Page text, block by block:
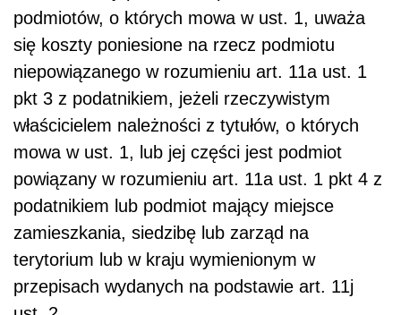
podmiotów, o których mowa w ust. 1, uważa
się koszty poniesione na rzecz podmiotu
niepowiązanego w rozumieniu art. 11a ust. 1
pkt 3 z podatnikiem, jeżeli rzeczywistym
właścicielem należności z tytułów, o których
mowa w ust. 1, lub jej części jest podmiot
powiązany w rozumieniu art. 11a ust. 1 pkt 4 z
podatnikiem lub podmiot mający miejsce
zamieszkania, siedzibę lub zarząd na
terytorium lub w kraju wymienionym w
przepisach wydanych na podstawie art. 11j